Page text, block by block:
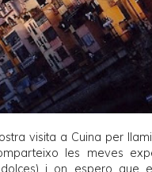
visita a Cuina per
les meves